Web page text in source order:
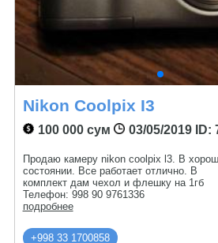
Nikon Coolpix I3
100 000 сум 03/05/2019ID:
Продаю камеру nikon coolpix l3. В
состоянии. Все работает отлично. В
комплект дам чехол и флешку на 1гб
Телефон: 998 90 9761336
подробнее
+998 33 1700858